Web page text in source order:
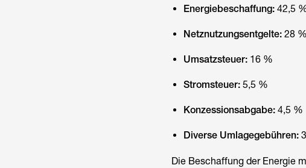
Energiebeschaffung:42,5
Netznutzungsentgelte:28 %
Umsatzsteuer:16 %
Stromsteuer:5,5 %
Konzessionsabgabe:4,5 %
Diverse Umlagegebühren:
Die Beschaffung der Energie